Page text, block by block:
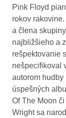
Pink Floyd
rokov rakovine.
a člena
najbližšieho a
rešpektovanie
nešpecifikoval
autorom
úspešných
Of The Moon
Wright sa